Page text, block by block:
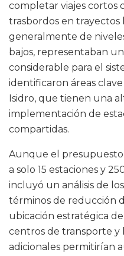
completar viajes cortos
trasbordos en trayectos
generalmente de
bajos, representaban
considerable para el
identificaron áreas
Isidro, que tienen una
implementación de
compartidas.
Aunque el presupuesto
a solo 15 estaciones y
incluyó un análisis de
términos de reducción
ubicación estratégica
centros de transporte y
adicionales permitirían